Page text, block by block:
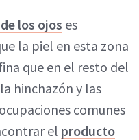
los ojos es
la piel en esta zona
que en el resto del
hinchazón y las
comunes
el producto